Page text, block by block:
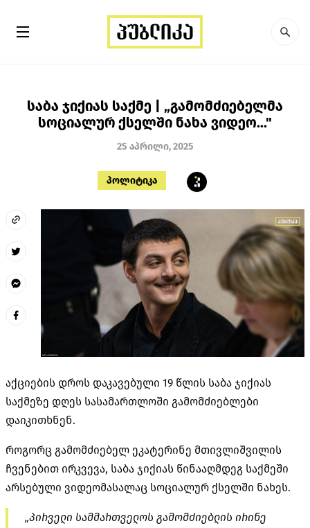
საბა ჯიქიას საქმე | „გამომძიებელმა
სოციალურ ქსელში ნახა ვიდეო..."
25 აპრილი, 2025
პოლიტიკა
აქციების დროს დაკავებული 19 წლის საბა ჯიქიას
საქმეზე დღეს სასამართლოში გამომძიებლები
დაიკითხნენ.
როგორც გამომძიებელ ეკატერინე მთივლიშვილის
ჩვენებით ირკვევა, საბა ჯიქიას წინააღმდეგ საქმეში
არსებული ვიდეომასალაც სოციალურ ქსელში ნახეს.
„პირველი სამმართველოს გამომძიებლის ირინე